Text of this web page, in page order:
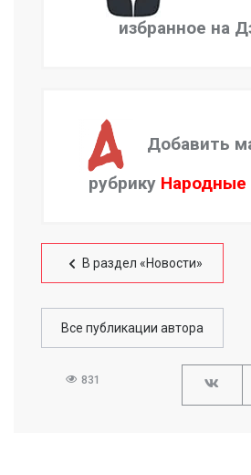
избранное на
Добавить
рубрику Народные
В раздел «Новости»
Все публикации автора
831